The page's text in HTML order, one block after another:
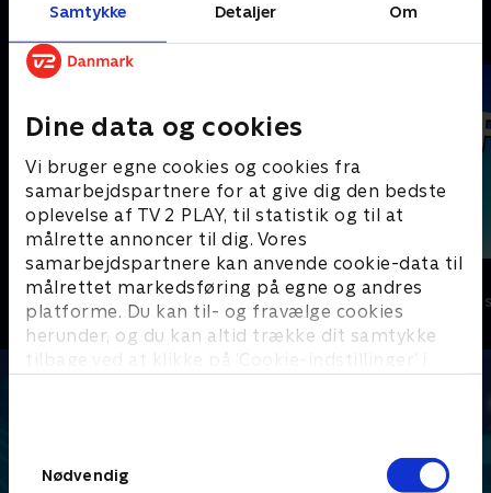
Samtykke Detaljer Om
Dine data og cookies
Vi bruger egne cookies og cookies fra
samarbejdspartnere for at give dig den bedste
oplevelse af TV 2 PLAY, til statistik og til at
målrette annoncer til dig. Vores
samarbejdspartnere kan anvende cookie-data til
målrettet markedsføring på egne og andres
platforme. Du kan til- og fravælge cookies
herunder, og du kan altid trække dit samtykke
tilbage ved at klikke på ’Cookie-indstillinger’ i
Nødvendig
Andre så også
Brandmand Sam
Børneserier • 1 sæsoner
F for får
Børneserier • 5